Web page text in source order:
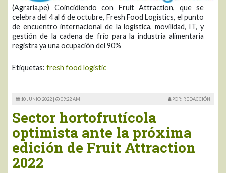
(Agraria.pe) Coincidiendo con Fruit Attraction, que se
celebra del 4 al 6 de octubre, Fresh Food Logistics, el punto
de encuentro internacional de la logística, movilidad, IT, y
gestión de la cadena de frío para la industria alimentaria
registra ya una ocupación del 90%
Etiquetas: fresh food logistic
10 JUNIO 2022 | 09:22 AM POR: REDACCIÓN
Sector hortofrutícola
optimista ante la próxima
edición de Fruit Attraction
2022